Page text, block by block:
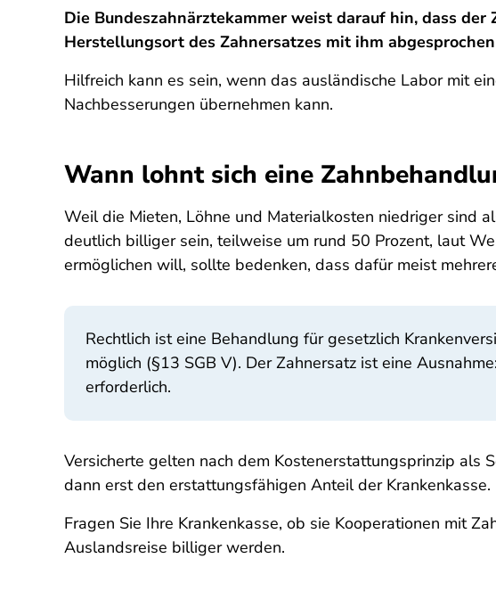
Die Bundeszahnärztekammer weist darauf hin, dass
Herstellungsort des Zahnersatzes mit ihm
Hilfreich kann es sein, wenn das ausländische Labor mit
Nachbesserungen übernehmen kann.
Wann lohnt sich eine
Weil die Mieten, Löhne und Materialkosten niedriger sind
deutlich billiger sein, teilweise um rund 50 Prozent, laut
ermöglichen will, sollte bedenken, dass dafür meist
Rechtlich ist eine Behandlung für gesetzlich
möglich (§13 SGB V). Der Zahnersatz ist eine
erforderlich.
Versicherte gelten nach dem Kostenerstattungsprinzip als
dann erst den erstattungsfähigen Anteil der Krankenkasse.
Fragen Sie Ihre Krankenkasse, ob sie Kooperationen mit
Auslandsreise billiger werden.